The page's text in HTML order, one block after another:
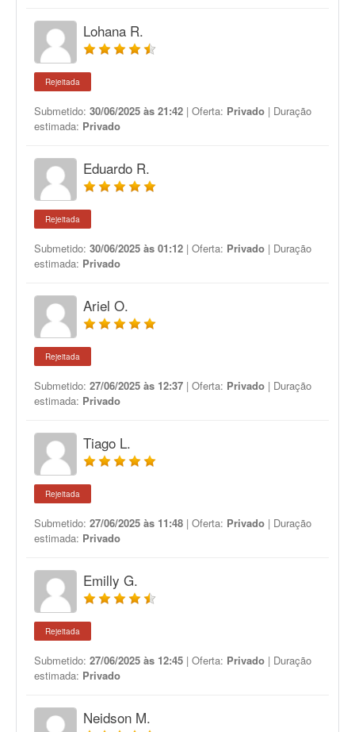
Lohana R.
Rejeitada
Submetido: 30/06/2025 às 21:42 | Oferta: Privado | Duração
estimada: Privado
Eduardo R.
Rejeitada
Submetido: 30/06/2025 às 01:12 | Oferta: Privado | Duração
estimada: Privado
Ariel O.
Rejeitada
Submetido: 27/06/2025 às 12:37 | Oferta: Privado | Duração
estimada: Privado
Tiago L.
Rejeitada
Submetido: 27/06/2025 às 11:48 | Oferta: Privado | Duração
estimada: Privado
Emilly G.
Rejeitada
Submetido: 27/06/2025 às 12:45 | Oferta: Privado | Duração
estimada: Privado
Neidson M.